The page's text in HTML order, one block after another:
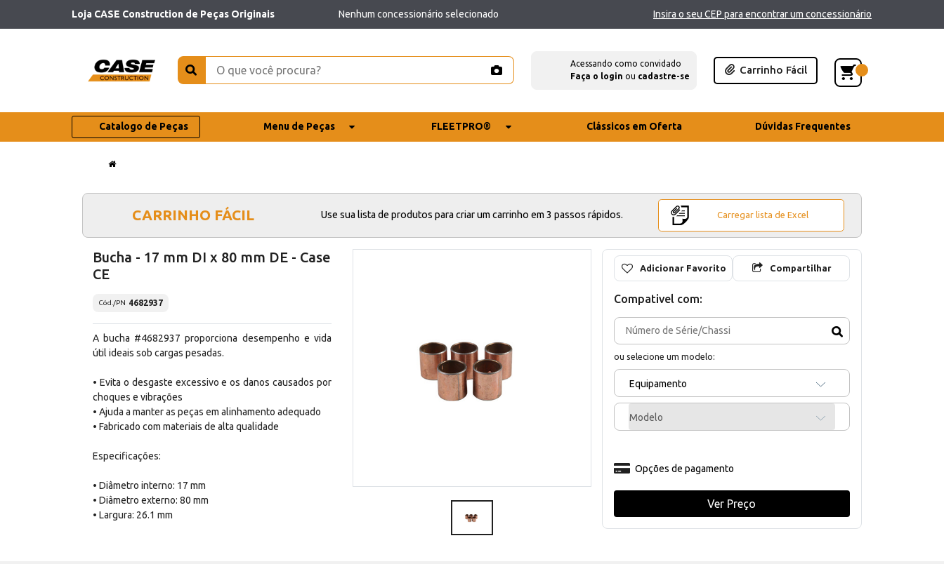
Loja CASE Construction de Peças Originais Nenhum concessionário selecionado Insira o seu CEP para encontrar um concessionário
Acessando como convidado
Faça o login ou cadastre-se
Carrinho Fácil
Catalogo de Peças Menu de Peças FLEETPRO® Clássicos em Oferta Dúvidas Frequentes
CARRINHO FÁCIL Use sua lista de produtos para criar um carrinho em 3 passos rápidos. Carregar lista de Excel
Bucha - 17 mm DI x 80 mm DE - Case
CE
Cód./PN 4682937
A bucha #4682937 proporciona desempenho e vida
útil ideais sob cargas pesadas.
• Evita o desgaste excessivo e os danos causados por
choques e vibrações
• Ajuda a manter as peças em alinhamento adequado
• Fabricado com materiais de alta qualidade
Especificações:
• Diâmetro interno: 17 mm
• Diâmetro externo: 80 mm
• Largura: 26.1 mm
Adicionar Favorito Compartilhar
Compativel com:
ou selecione um modelo:
Equipamento
Modelo
Opções de pagamento
Ver Preço